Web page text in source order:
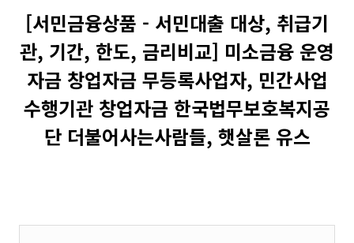
는사람들, 햇살론 ..
[서민금융상품 - 서민대출 대상, 취급기
관, 기간, 한도, 금리비교] 미소금융 운영
자금 창업자금 무등록사업자, 민간사업
수행기관 창업자금 한국법무보호복지공
단 더불어사는사람들, 햇살론 유스